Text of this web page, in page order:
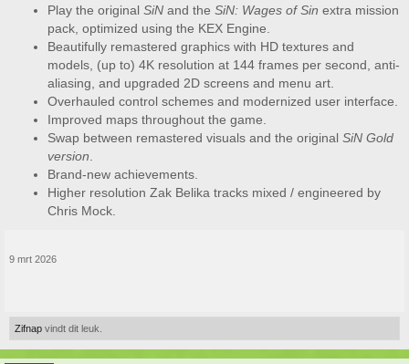
Play the original SiN and the SiN: Wages of Sin extra mission
pack, optimized using the KEX Engine.
Beautifully remastered graphics with HD textures and
models, (up to) 4K resolution at 144 frames per second, anti-
aliasing, and upgraded 2D screens and menu art.
Overhauled control schemes and modernized user interface.
Improved maps throughout the game.
Swap between remastered visuals and the original SiN Gold
version
Brand-new achievements.
Higher resolution Zak Belika tracks mixed / engineered by
Chris Mock.
9 mrt 2026
Zifnap vindt dit leuk.